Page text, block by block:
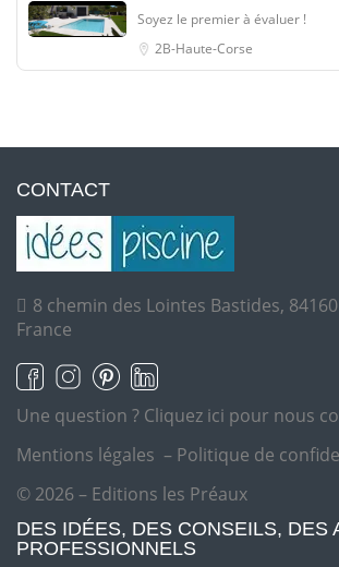
Soyez le premier à évaluer !
2B-Haute-Corse
CONTACT
8 chemin des Lointes Bastides,
France
Une question ? Cliquez ici pour nous
Mentions légales – Politique de
© 2026 – Editions les Préaux
DES IDÉES, DES CONSEILS, DES
PROFESSIONNELS